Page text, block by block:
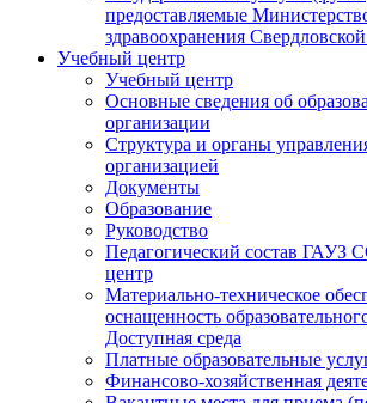
предоставляемые
здравоохранения
Учебный центр
Учебный центр
Основные сведения об
организации
Структура и органы
организацией
Документы
Образование
Руководство
Педагогический состав
центр
Материально-техническое
оснащенность
Доступная среда
Платные образовательные
Финансово-хозяйственная